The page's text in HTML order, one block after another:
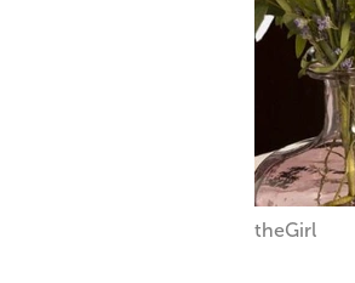
theGirl